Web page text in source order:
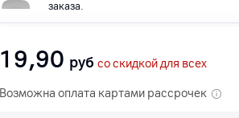
заказа.
19,90 руб со скидкой для всех
Возможна оплата картами рассрочек